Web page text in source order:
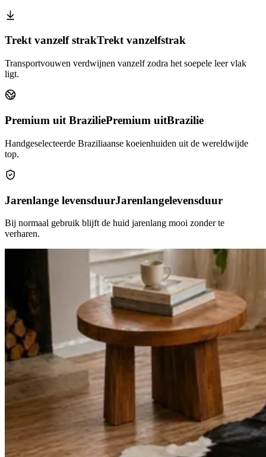
Trekt vanzelf strakTrekt vanzelfstrak
Transportvouwen verdwijnen vanzelf zodra het soepele leer vlak
ligt.
Premium uit BraziliePremium uitBrazilie
Handgeselecteerde Braziliaanse koeienhuiden uit de wereldwijde
top.
Jarenlange levensduurJarenlangelevensduur
Bij normaal gebruik blijft de huid jarenlang mooi zonder te
verharen.